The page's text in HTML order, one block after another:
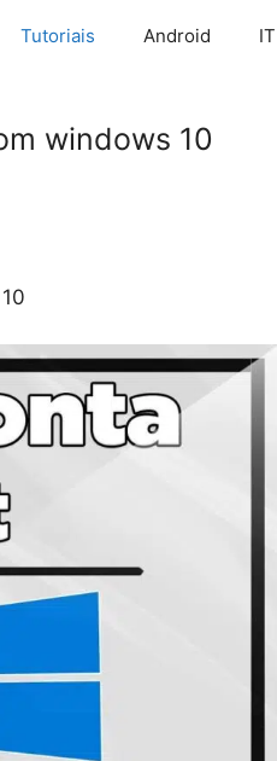
Tutoriais Android IT
windows 10